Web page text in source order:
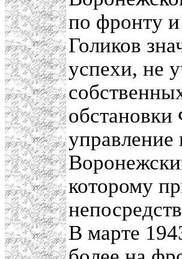
по фронту
Голиков
успехи, не
обстановки
управление
которому
В марте